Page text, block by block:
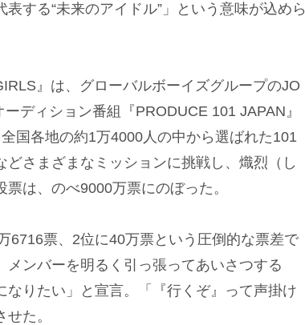
する“未来のアイドル”」という意味が込めら
』は、グローバルボーイズグループのJO
ディション番組『PRODUCE 101 JAPAN』
国各地の約1万4000人の中から選ばれた101
どさまざまなミッションに挑戦し、熾烈（し
は、のべ9000万票にのぼった。
票、2位に40万票という圧倒的な票差で
ンバーを明るく引っ張ってあいさつする
なりたい」と宣言。「『行くぞ』って声掛け
た。